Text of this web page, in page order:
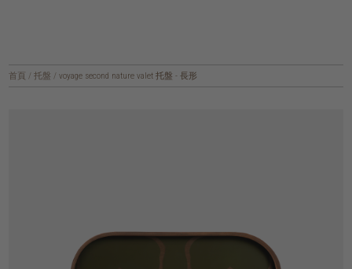
首頁 / 托盤 / voyage second nature valet 托盤 - 長形